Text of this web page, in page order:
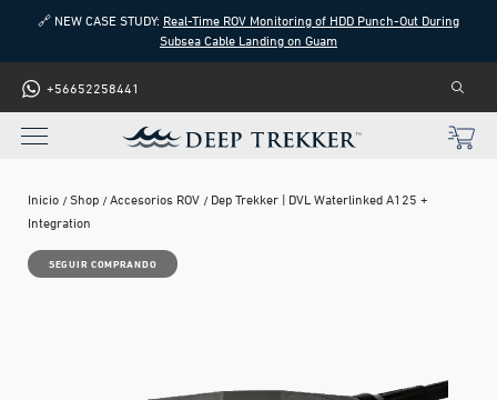
🔗 NEW CASE STUDY: Real-Time ROV Monitoring of HDD Punch-Out During
Subsea Cable Landing on Guam
+56652258441
Inicio Shop Accesorios ROV
Dep Trekker | DVL Waterlinked A125 +
Integration
SEGUIR COMPRANDO